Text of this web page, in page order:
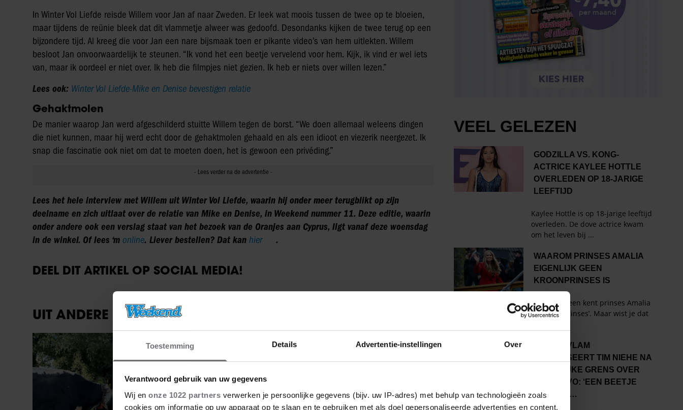
Toestemming Details Advertentie-instellingen Over
Verantwoord gebruik van uw gegevens
Wij en onze 1022 partners verwerken je persoonlijke gegevens (bijv. uw IP-adres) met behulp van technologieën zoals
cookies om informatie op uw apparaat op te slaan en te gebruiken met als doel gepersonaliseerde advertenties en content,
In Winter Vol Liefde reisde Willem voor Jan af naar Zweden. Er leek wat moois tussen de twee op te bloeien,
maar tijdens de reünie bleek dat dit vlammetje alweer was gedoofd. Desondanks kijken de twee terug op een
bijzondere tijd. Al kreeg die voor Jan een nare bijsmaak toen er pikante video’s van hem uitlekten. Willem
besloot Jan onvoorwaardelijk te steunen. “Ik vond het een beetje vervelend voor hem. Kijk, ik vind er wel iets
van, maar ik oordeel er niet over. Ik heb die filmpjes niet gezien. Ik heb er niets over willen lezen.”
Lees ook: Winter Vol Liefde-Mike en Denise bevestigen relatie
Gehaktmolen
De manier waarop Jan werd afgeschilderd stuitte Willem tegen de borst. “We doen allemaal weleens dingen
die niet kunnen, maar hij werd echt door de gehaktmolen gehaald en als een idioot en viezerik neergezet. Ik
snap die fascinatie ook niet om dat te moeten doen, het is gewoon een privéding.”
Lees het hele interview met Willem uit Winter Vol Liefde, waarin hij onder meer terugblikt op zijn
deelname en zich uitlaat over de relatie van Mike en Denise, in Weekend nummer 11. Deze editie, waarin
onder andere ook een verslag staat van het bezoek van de Oranjes aan Cyprus, ligt vanaf deze woensdag
in de winkel. Of lees ‘m online. Liever bestellen? Dat kan hier .
DEEL DIT ARTIKEL OP SOCIAL MEDIA!
UIT ANDERE MEDIA
Party